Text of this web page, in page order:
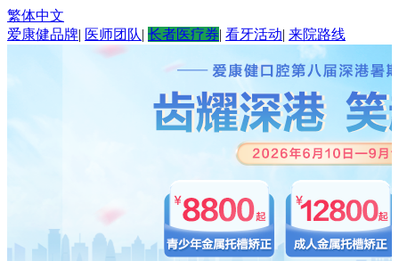
繁体中文
爱康健品牌| 医师团队| 长者医疗券| 看牙活动| 来院路线